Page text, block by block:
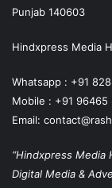
Punjab 140603
Hindxpress Media
Whatsapp : +91
Mobile : +91 96465
Email:
“Hindxpress Media
Digital Media &